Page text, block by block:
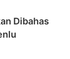
Dibahas